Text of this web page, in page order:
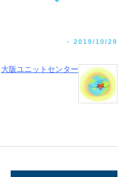
- 2019/10/29
大阪ユニットセンター